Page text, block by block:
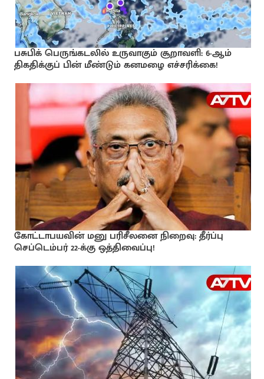
பசுபிக் பெருங்கடலில் உருவாகும் சூறாவளி: 6-ஆம்
திகதிக்குப் பின் மீண்டும் கனமழை எச்சரிக்கை!
கோட்டாபயவின் மனு பரிசீலனை நிறைவு: தீர்ப்பு
செப்டெம்பர் 22-க்கு ஒத்திவைப்பு!